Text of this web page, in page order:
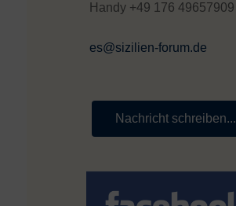
Handy +49 176 49657909
es@sizilien-forum.de
Nachricht schreiben...